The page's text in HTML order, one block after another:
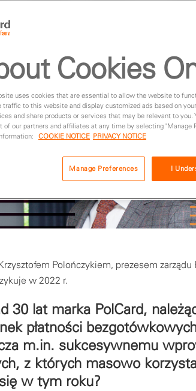
Polończykiem, prezesem
w 2022 r.
30 lat marka PolCard,
płatności
m.in. sukcesywnemu
z których masowo
w tym roku?
Cookies
uses cookies that are essential to allow the website to
traffic to this website and display customized ads based on
and share products or services that may be relevant to you.
of our partners and affiliates at any time by selecting
COOKIE NOTICE PRIVACY NOTICE
Manage Preferences I